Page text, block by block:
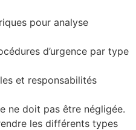
pour analyse
d’urgence par type
et responsabilités
ne doit pas être négligée.
les différents types